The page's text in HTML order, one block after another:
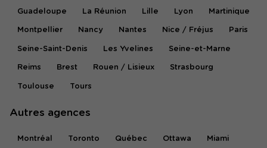
Guadeloupe La Réunion Lille Lyon Martinique
Montpellier Nancy Nantes Nice / Fréjus Paris
Seine-Saint-Denis Les Yvelines Seine-et-Marne
Reims Brest Rouen / Lisieux Strasbourg
Toulouse Tours
Autres agences
Montréal Toronto Québec Ottawa Miami